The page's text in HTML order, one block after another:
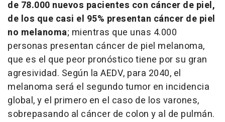
de 78.000 nuevos pacientes con cáncer de piel,
de los que casi el 95% presentan cáncer de piel
no melanoma; mientras que unas 4.000
personas presentan cáncer de piel melanoma,
que es el que peor pronóstico tiene por su gran
agresividad. Según la AEDV, para 2040, el
melanoma será el segundo tumor en incidencia
global, y el primero en el caso de los varones,
sobrepasando al cáncer de colon y al de pulmán.